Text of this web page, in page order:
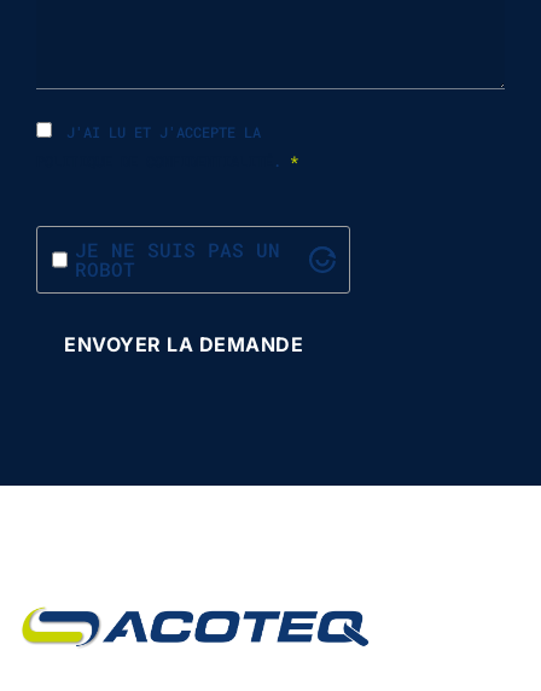
J'AI LU ET J'ACCEPTE LA
. *
JE NE SUIS PAS UN
ROBOT